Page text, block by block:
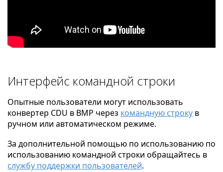
Интерфейс командной строки
Опытные пользователи могут использовать
конвертер CDU в BMP через командную строку в
ручном или автоматическом режиме.
За дополнительной помощью по использованию по
использованию командной строки обращайтесь в
службу поддержки пользователей.